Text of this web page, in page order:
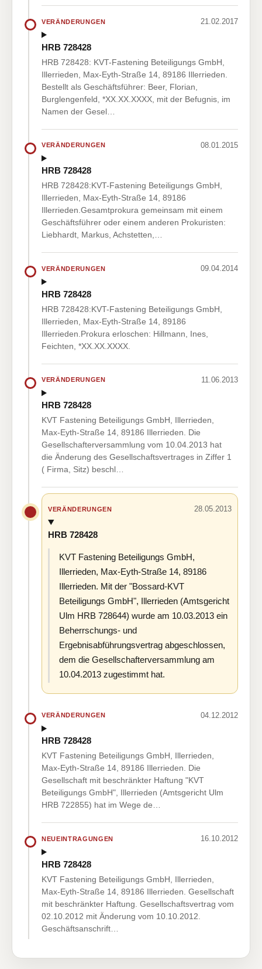
VERÄNDERUNGEN 21.02.2017
HRB 728428
HRB 728428: KVT-Fastening Beteiligungs GmbH,
Illerrieden, Max-Eyth-Straße 14, 89186 Illerrieden.
Bestellt als Geschäftsführer: Beer, Florian,
Burglengenfeld, *XX.XX.XXXX, mit der Befugnis, im
Namen der Gesel…
VERÄNDERUNGEN 08.01.2015
HRB 728428
HRB 728428:KVT-Fastening Beteiligungs GmbH,
Illerrieden, Max-Eyth-Straße 14, 89186
Illerrieden.Gesamtprokura gemeinsam mit einem
Geschäftsführer oder einem anderen Prokuristen:
Liebhardt, Markus, Achstetten,…
VERÄNDERUNGEN 09.04.2014
HRB 728428
HRB 728428:KVT-Fastening Beteiligungs GmbH,
Illerrieden, Max-Eyth-Straße 14, 89186
Illerrieden.Prokura erloschen: Hillmann, Ines,
Feichten, *XX.XX.XXXX.
VERÄNDERUNGEN 11.06.2013
HRB 728428
KVT Fastening Beteiligungs GmbH, Illerrieden,
Max-Eyth-Straße 14, 89186 Illerrieden. Die
Gesellschafterversammlung vom 10.04.2013 hat
die Änderung des Gesellschaftsvertrages in Ziffer 1
( Firma, Sitz) beschl…
VERÄNDERUNGEN 28.05.2013
HRB 728428
KVT Fastening Beteiligungs GmbH,
Illerrieden, Max-Eyth-Straße 14, 89186
Illerrieden. Mit der "Bossard-KVT
Beteiligungs GmbH", Illerrieden (Amtsgericht
Ulm HRB 728644) wurde am 10.03.2013 ein
Beherrschungs- und
Ergebnisabführungsvertrag abgeschlossen,
dem die Gesellschafterversammlung am
10.04.2013 zugestimmt hat.
VERÄNDERUNGEN 04.12.2012
HRB 728428
KVT Fastening Beteiligungs GmbH, Illerrieden,
Max-Eyth-Straße 14, 89186 Illerrieden. Die
Gesellschaft mit beschränkter Haftung "KVT
Beteiligungs GmbH", Illerrieden (Amtsgericht Ulm
HRB 722855) hat im Wege de…
NEUEINTRAGUNGEN 16.10.2012
HRB 728428
KVT Fastening Beteiligungs GmbH, Illerrieden,
Max-Eyth-Straße 14, 89186 Illerrieden. Gesellschaft
mit beschränkter Haftung. Gesellschaftsvertrag vom
02.10.2012 mit Änderung vom 10.10.2012.
Geschäftsanschrift…